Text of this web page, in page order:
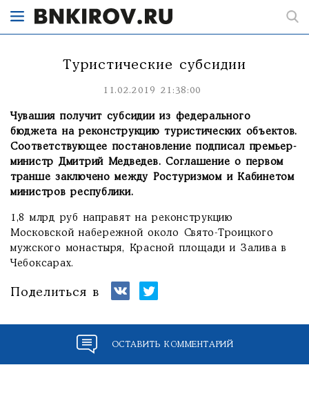
Туристические субсидии
11.02.2019 21:38:00
Чувашия получит субсидии из федерального
бюджета на реконструкцию туристических объектов.
Соответствующее постановление подписал премьер-
министр Дмитрий Медведев. Соглашение о первом
транше заключено между Ростуризмом и Кабинетом
министров республики.
1,8 млрд руб направят на реконструкцию
Московской набережной около Свято-Троицкого
мужского монастыря, Красной площади и Залива в
Чебоксарах.
Поделиться в
ОСТАВИТЬ КОММЕНТАРИЙ